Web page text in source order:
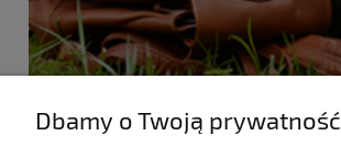
Dbamy o Twoją prywatność